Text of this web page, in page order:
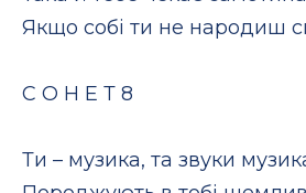
Якщо собі ти не народиш
С О Н Е Т 8
Ти – музика, та звуки